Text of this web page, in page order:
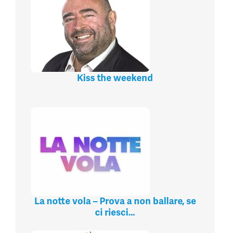
Kiss the weekend
La notte vola – Prova a non ballare, se
ci riesci…